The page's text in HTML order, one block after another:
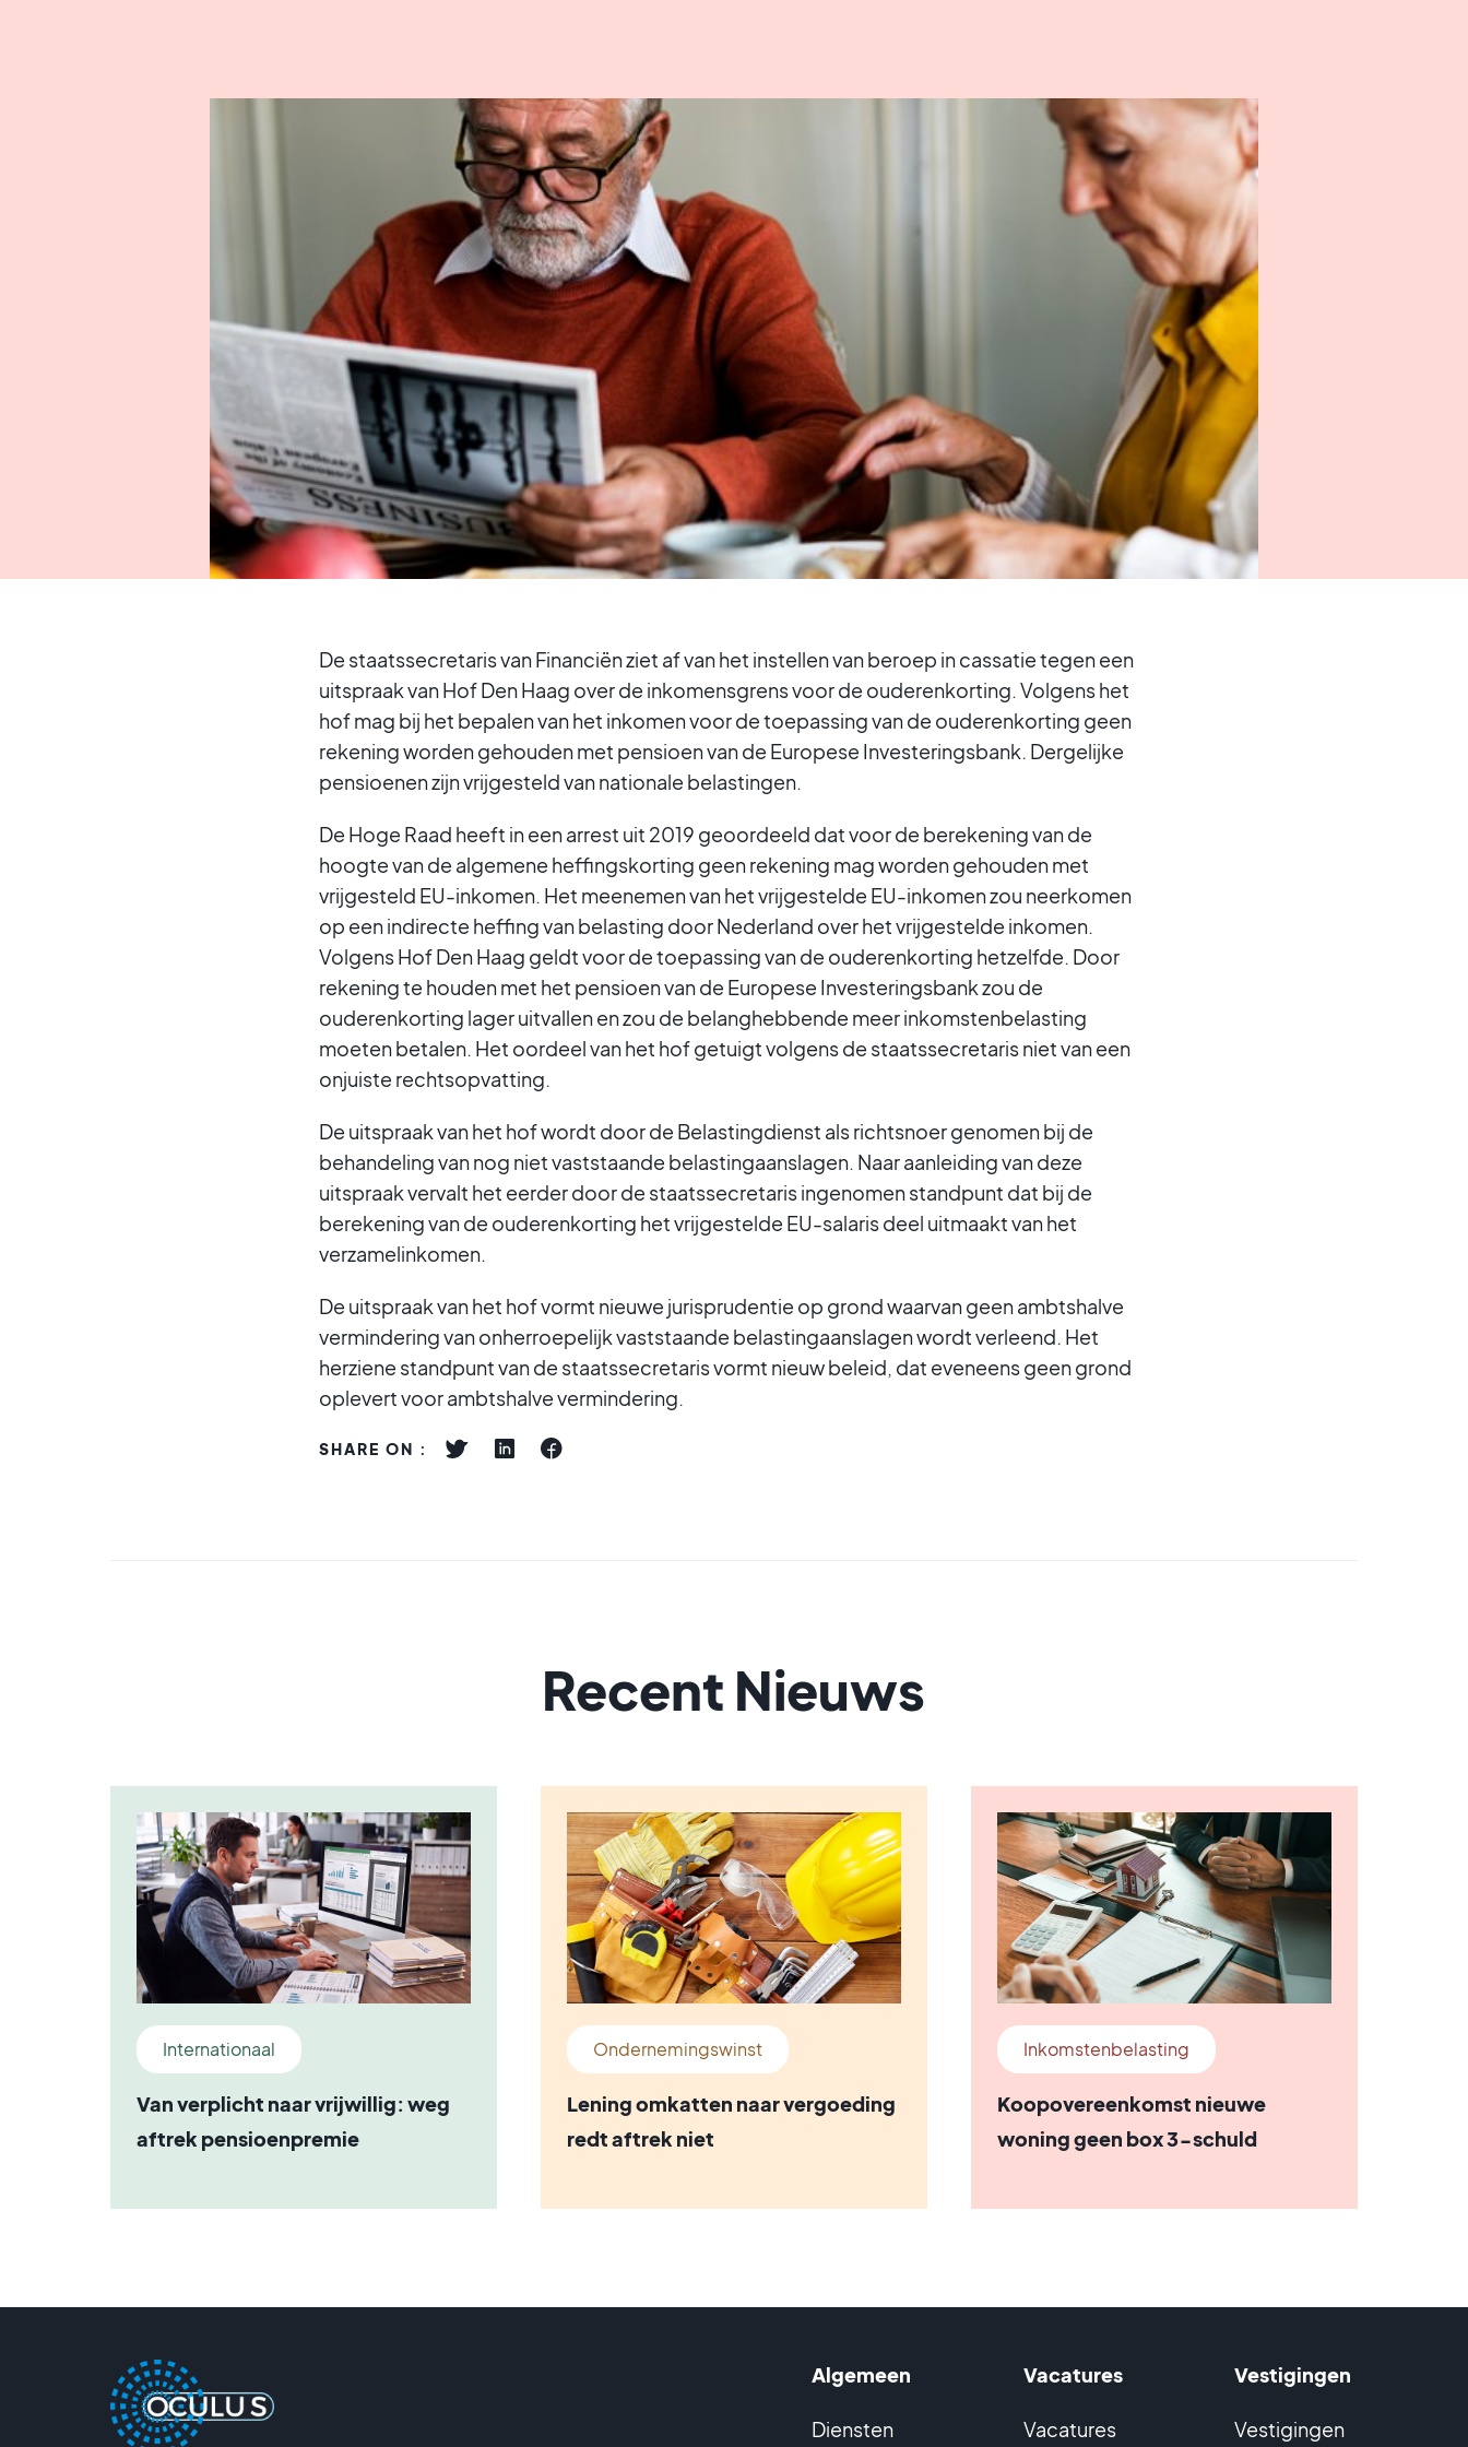
De staatssecretaris van Financiën ziet af van het instellen van beroep in cassatie tegen een
uitspraak van Hof Den Haag over de inkomensgrens voor de ouderenkorting. Volgens het
hof mag bij het bepalen van het inkomen voor de toepassing van de ouderenkorting geen
rekening worden gehouden met pensioen van de Europese Investeringsbank. Dergelijke
pensioenen zijn vrijgesteld van nationale belastingen.
De Hoge Raad heeft in een arrest uit 2019 geoordeeld dat voor de berekening van de
hoogte van de algemene heffingskorting geen rekening mag worden gehouden met
vrijgesteld EU-inkomen. Het meenemen van het vrijgestelde EU-inkomen zou neerkomen
op een indirecte heffing van belasting door Nederland over het vrijgestelde inkomen.
Volgens Hof Den Haag geldt voor de toepassing van de ouderenkorting hetzelfde. Door
rekening te houden met het pensioen van de Europese Investeringsbank zou de
ouderenkorting lager uitvallen en zou de belanghebbende meer inkomstenbelasting
moeten betalen. Het oordeel van het hof getuigt volgens de staatssecretaris niet van een
onjuiste rechtsopvatting.
De uitspraak van het hof wordt door de Belastingdienst als richtsnoer genomen bij de
behandeling van nog niet vaststaande belastingaanslagen. Naar aanleiding van deze
uitspraak vervalt het eerder door de staatssecretaris ingenomen standpunt dat bij de
berekening van de ouderenkorting het vrijgestelde EU-salaris deel uitmaakt van het
verzamelinkomen.
De uitspraak van het hof vormt nieuwe jurisprudentie op grond waarvan geen ambtshalve
vermindering van onherroepelijk vaststaande belastingaanslagen wordt verleend. Het
herziene standpunt van de staatssecretaris vormt nieuw beleid, dat eveneens geen grond
oplevert voor ambtshalve vermindering.
SHARE ON :
Recent Nieuws
Internationaal
Van verplicht naar vrijwillig: weg
aftrek pensioenpremie
Ondernemingswinst
Lening omkatten naar vergoeding
redt aftrek niet
Inkomstenbelasting
Koopovereenkomst nieuwe
woning geen box 3-schuld
Algemeen
Diensten
Vacatures
Vacatures
Vestigingen
Vestigingen